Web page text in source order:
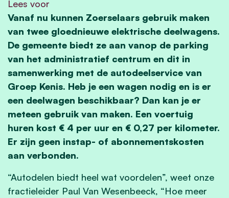
Lees voor
Vanaf nu kunnen Zoerselaars gebruik maken
van twee gloednieuwe elektrische deelwagens.
De gemeente biedt ze aan vanop de parking
van het administratief centrum en dit in
samenwerking met de autodeelservice van
Groep Kenis. Heb je een wagen nodig en is er
een deelwagen beschikbaar? Dan kan je er
meteen gebruik van maken. Een voertuig
huren kost € 4 per uur en € 0,27 per kilometer.
Er zijn geen instap- of abonnementskosten
aan verbonden.
“Autodelen biedt heel wat voordelen”, weet onze
fractieleider Paul Van Wesenbeeck, “Hoe meer